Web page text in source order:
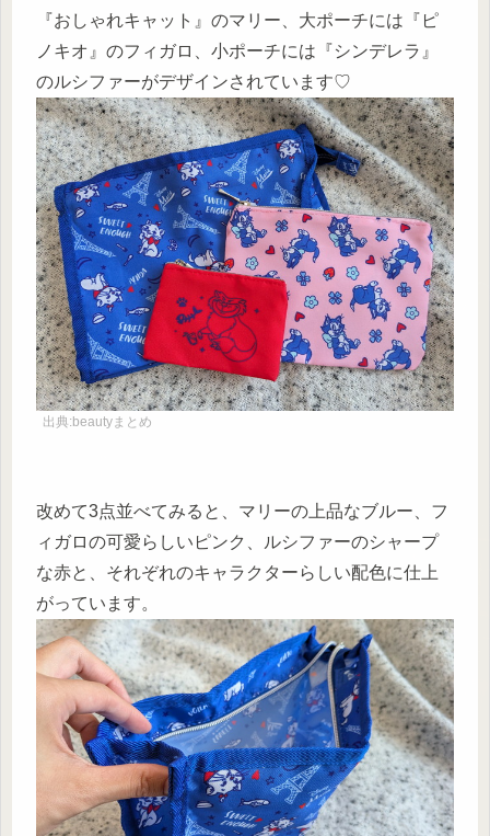
『おしゃれキャット』のマリー、大ポーチには『ピ
ノキオ』のフィガロ、小ポーチには『シンデレラ』
のルシファーがデザインされています♡
出典:beautyまとめ
改めて3点並べてみると、マリーの上品なブルー、フ
ィガロの可愛らしいピンク、ルシファーのシャープ
な赤と、それぞれのキャラクターらしい配色に仕上
がっています。